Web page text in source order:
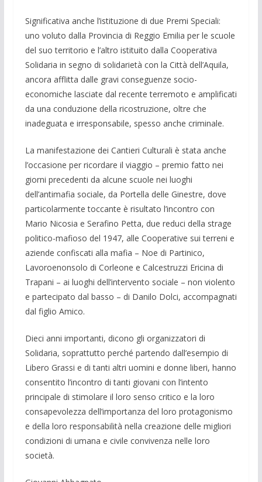
Significativa anche l’istituzione di due Premi Speciali:
uno voluto dalla Pro­vincia di Reggio Emilia per le scuole
del suo territorio e l’altro istituito dalla Coo­perativa
Solidaria in segno di solidarietà con la Città dell’Aquila,
anco­ra afflitta dalle gravi conseguenze socio-
economiche lasciate dal recente terremoto e amplificati
da una conduzione della ricostruzione, oltre che
inadeguata e irresponsabile, spesso anche criminale.
La manifestazione dei Cantieri Culturali è stata anche
l’occasione per ri­cordare il viaggio – premio fatto nei
giorni precedenti da alcune scuole nei luoghi
dell’antimafia sociale, da Portella delle Ginestre, dove
particolar­mente toccante è risultato l’incontro con
Mario Nicosia e Serafino Petta, due reduci della strage
politico-mafioso del 1947, alle Cooperative sui ter­reni e
aziende confiscati alla mafia – Noe di Partinico,
Lavoroenonsolo di Corleone e Calcestruzzi Ericina di
Trapani – ai luoghi dell’intervento sociale – non violento
e partecipato dal basso – di Danilo Dolci, accompagnati
dal figlio Amico.
Dieci anni importanti, dicono gli organizzatori di
Solidaria, soprattutto per­ché partendo dall’esempio di
Libero Grassi e di tanti altri uomini e donne liberi, hanno
consentito l’incontro di tanti giovani con l’intento
principale di stimolare il loro senso critico e la loro
consapevolezza dell’importanza del loro prota­gonismo
e della loro responsabilità nella creazione delle migliori
condizioni di umana e civile convivenza nelle loro
società.